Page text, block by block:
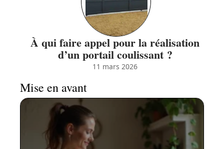
À qui faire appel pour la réalisation
d’un portail coulissant ?
11 mars 2026
Mise en avant